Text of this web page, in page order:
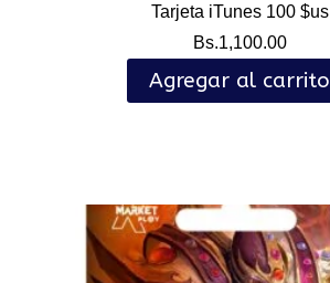
Tarjeta iTunes 100 $us
Bs.1,100.00
Agregar al carrito